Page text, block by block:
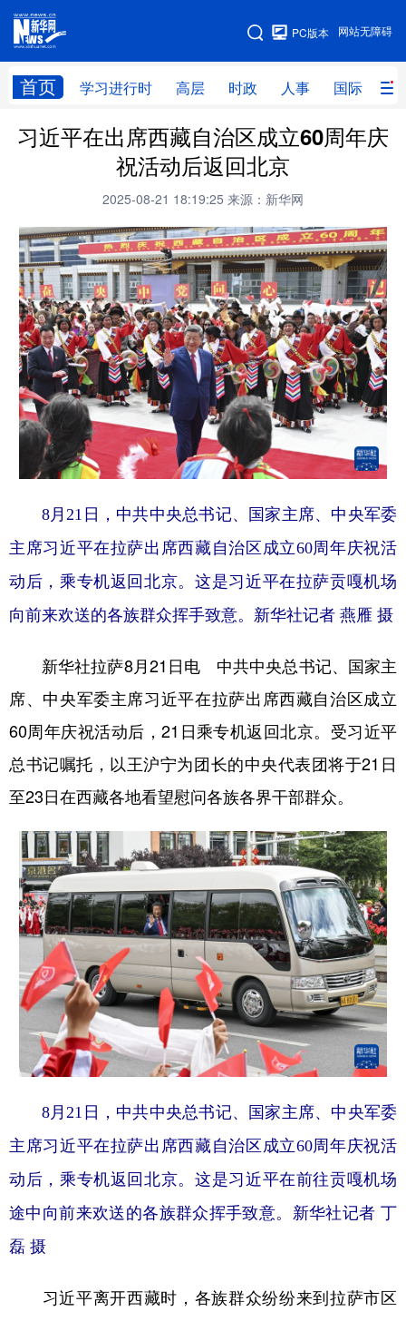
网站无障碍
PC版本
首页 学习进行时 高层 时政 人事 国际 财
网站地图
学习进行时 高层 时政 人事
财经 网评
科技 科创 量子 体育
文化 书画 健康 军事
访谈 视频 图片 政务
法律 中央文件 金融 汽车
食品 人居 信息化 数字经济
学术中国 乡村振兴 银龄
城市 旅游 能源 会展
彩票 娱乐 时尚 悦读
公益 一带一路 亚太网 上市公司
文化产业
地方频道
北京 天津 河北 山西
辽宁 吉林 上海 江苏
广东 广西 海南 重庆
四川 贵州 云南 西藏
陕西 甘肃 青海 宁夏
新疆 内蒙古 黑龙江
多语种频道
English Español Français عربى
Русский язык 日本語 한국어
Deutsch Português
习近平在出席西藏自治区成立60周年庆
祝活动后返回北京
2025-08-21 18:19:25 来源：新华网
8月21日，中共中央总书记、国家主席、中央军委
主席习近平在拉萨出席西藏自治区成立60周年庆祝活
动后，乘专机返回北京。这是习近平在拉萨贡嘎机场
向前来欢送的各族群众挥手致意。新华社记者 燕雁 摄
新华社拉萨8月21日电 中共中央总书记、国家主
席、中央军委主席习近平在拉萨出席西藏自治区成立
60周年庆祝活动后，21日乘专机返回北京。受习近平
总书记嘱托，以王沪宁为团长的中央代表团将于21日
至23日在西藏各地看望慰问各族各界干部群众。
8月21日，中共中央总书记、国家主席、中央军委
主席习近平在拉萨出席西藏自治区成立60周年庆祝活
动后，乘专机返回北京。这是习近平在前往贡嘎机场
途中向前来欢送的各族群众挥手致意。新华社记者 丁
磊 摄
习近平离开西藏时，各族群众纷纷来到拉萨市区